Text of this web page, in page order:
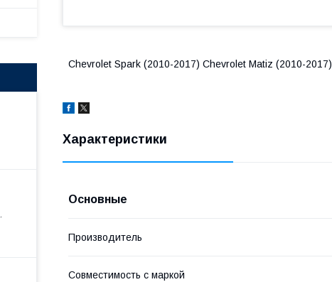
Chevrolet Spark (2010-2017) Chevrolet Matiz (2010-2017)
Характеристики
Основные
Производитель
Совместимость с маркой